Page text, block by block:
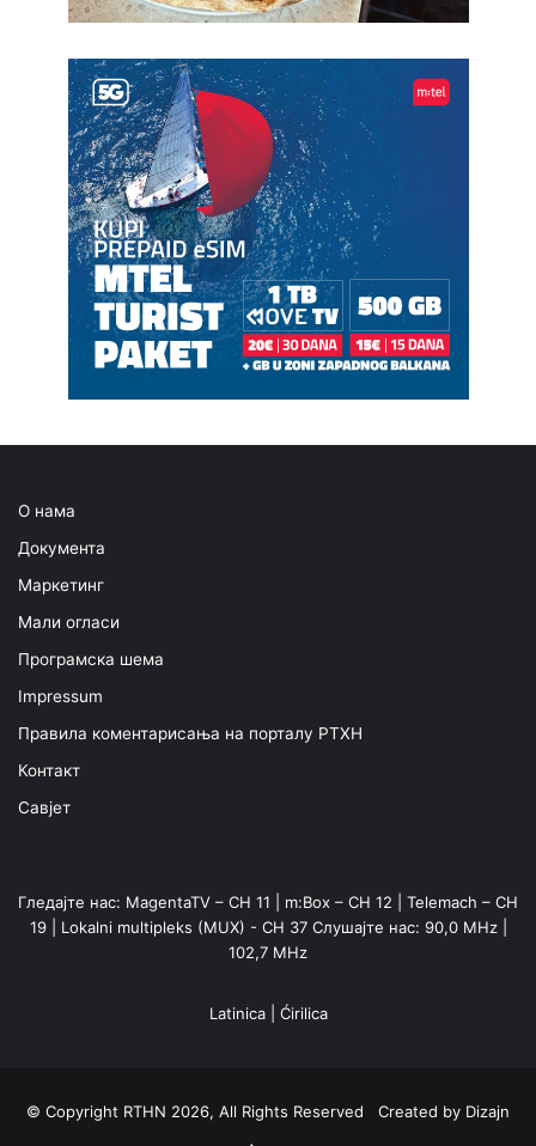
О нама
Документа
Маркетинг
Мали огласи
Програмска шема
Impressum
Правила коментарисања на порталу РТХН
Контакт
Савјет
Гледајте нас: MagentaTV – CH 11 | m:Box – CH 12 | Telemach – CH
19 | Lokalni multipleks (MUX) - CH 37 Слушајте нас: 90,0 MHz |
102,7 MHz
Latinica| Ćirilica
© Copyright RTHN 2026, All Rights Reserved Created by Dizajn